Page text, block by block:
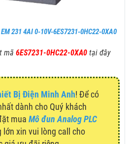
231 4AI 0-10V-6ES7231-0HC22-0XA0
mã 6ES7231-0HC22-0XA0 tại đây
Bị Điện Minh Anh! Để có
dành cho Quý khách
mua Mô đun Analog PLC
lớn xin vui lòng call cho